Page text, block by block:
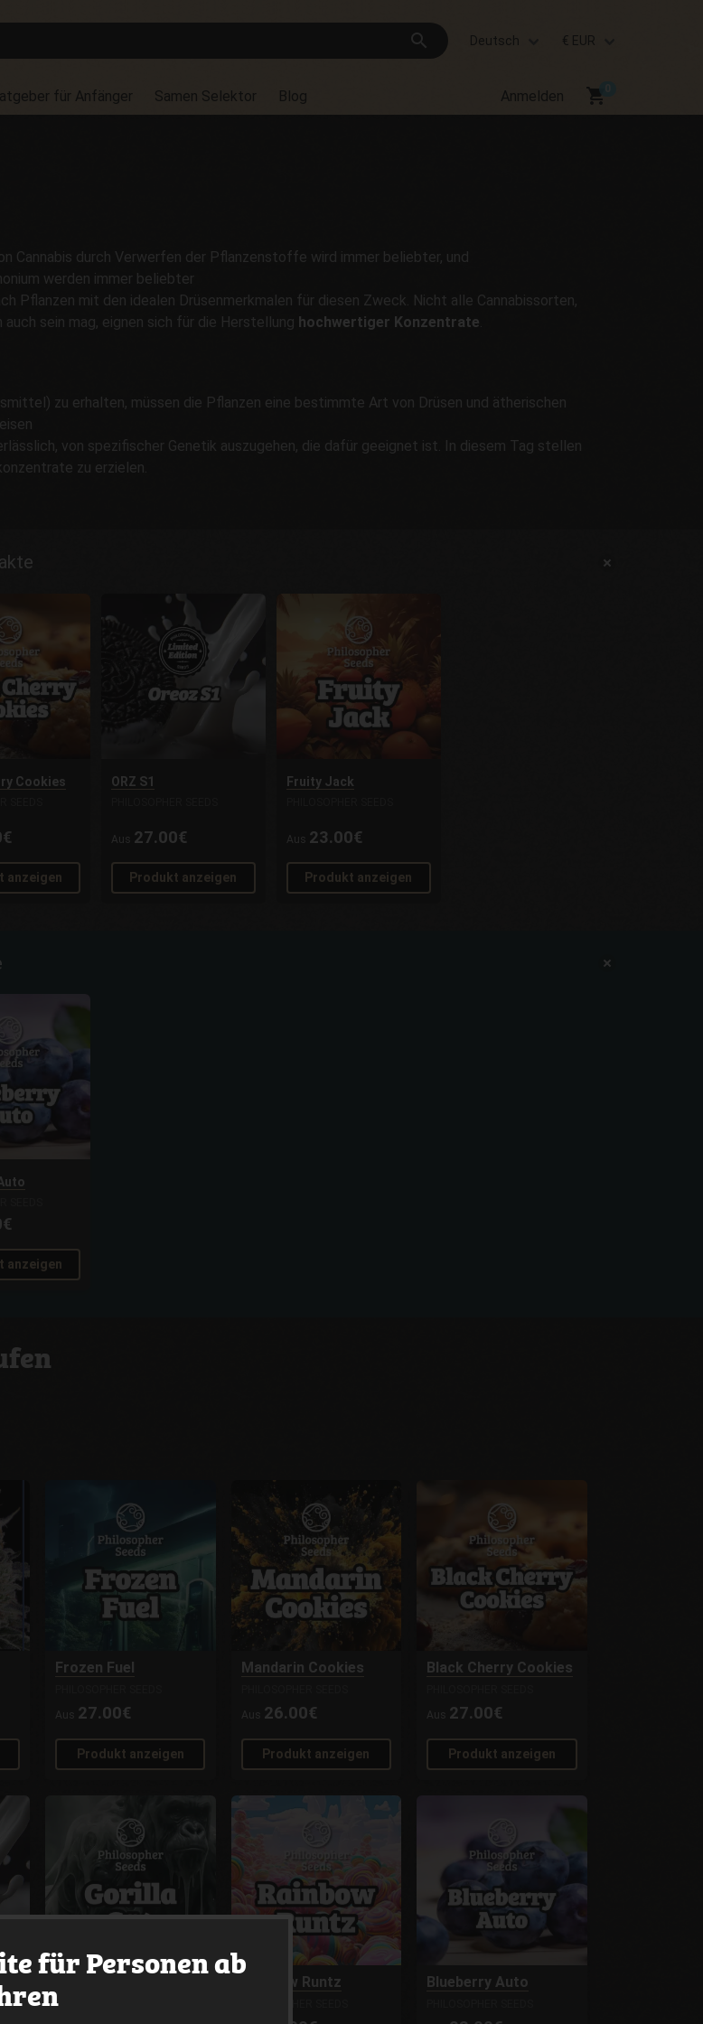
search Deutsch € EUR
für Anfänger Samen Selektor Blog Anmelden shopping_cart
Cannabis durch Verwerfen der Pflanzenstoffe wird immer beliebter, und
werden immer beliebter
Pflanzen mit den idealen Drüsenmerkmalen für diesen Zweck. Nicht alle Cannabissorten,
sein mag, eignen sich für die Herstellung hochwertiger Konzentrate.
zu erhalten, müssen die Pflanzen eine bestimmte Art von Drüsen und ätherischen
von spezifischer Genetik auszugehen, die dafür geeignet ist. In diesem Tag stellen
zu erzielen.
Cookies
anzeigen
ORZ S1
Aus 27.00€
Produkt anzeigen
Fruity Jack
Aus 23.00€
Produkt anzeigen
anzeigen
Frozen Fuel
Aus 27.00€
Produkt anzeigen
Mandarin Cookies
Aus 26.00€
Produkt anzeigen
Black Cherry Cookies
Aus 27.00€
Produkt anzeigen
PHILOSOPHER SEEDS
Rainbow Runtz Blueberry Auto
für Personen ab